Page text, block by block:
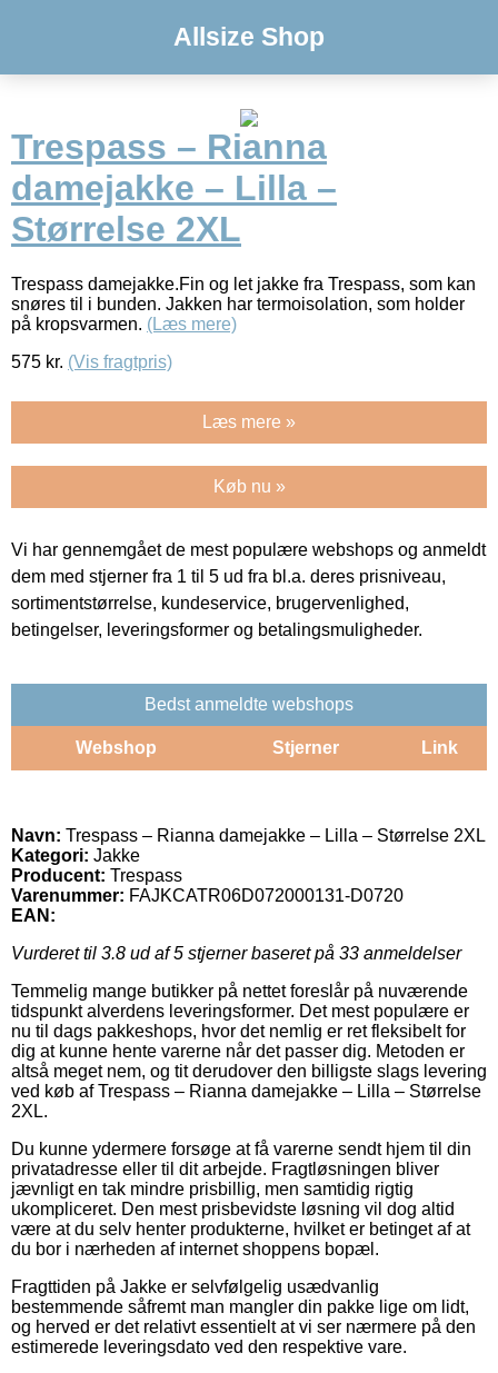
Allsize Shop
Trespass – Rianna
damejakke – Lilla –
Størrelse 2XL
Trespass damejakke.Fin og let jakke fra Trespass, som kan
snøres til i bunden. Jakken har termoisolation, som holder
på kropsvarmen. (Læs mere)
575 kr. (Vis fragtpris)
Læs mere »
Køb nu »
Vi har gennemgået de mest populære webshops og anmeldt
dem med stjerner fra 1 til 5 ud fra bl.a. deres prisniveau,
sortimentstørrelse, kundeservice, brugervenlighed,
betingelser, leveringsformer og betalingsmuligheder.
Bedst anmeldte webshops
Webshop Stjerner Link
Navn: Trespass – Rianna damejakke – Lilla – Størrelse 2XL
Kategori: Jakke
Producent: Trespass
Varenummer: FAJKCATR06D072000131-D0720
EAN:
Vurderet til 3.8 ud af 5 stjerner baseret på 33 anmeldelser
Temmelig mange butikker på nettet foreslår på nuværende
tidspunkt alverdens leveringsformer. Det mest populære er
nu til dags pakkeshops, hvor det nemlig er ret fleksibelt for
dig at kunne hente varerne når det passer dig. Metoden er
altså meget nem, og tit derudover den billigste slags levering
ved køb af Trespass – Rianna damejakke – Lilla – Størrelse
2XL.
Du kunne ydermere forsøge at få varerne sendt hjem til din
privatadresse eller til dit arbejde. Fragtløsningen bliver
jævnligt en tak mindre prisbillig, men samtidig rigtig
ukompliceret. Den mest prisbevidste løsning vil dog altid
være at du selv henter produkterne, hvilket er betinget af at
du bor i nærheden af internet shoppens bopæl.
Fragttiden på Jakke er selvfølgelig usædvanlig
bestemmende såfremt man mangler din pakke lige om lidt,
og herved er det relativt essentielt at vi ser nærmere på den
estimerede leveringsdato ved den respektive vare.